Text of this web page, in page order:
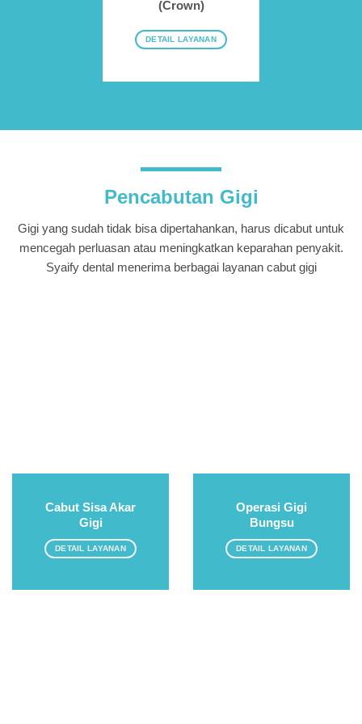
(Crown)
DETAIL LAYANAN
Pencabutan Gigi
Gigi yang sudah tidak bisa dipertahankan, harus dicabut untuk
mencegah perluasan atau meningkatkan keparahan penyakit.
Syaify dental menerima berbagai layanan cabut gigi
Cabut Sisa Akar
Gigi
DETAIL LAYANAN
Operasi Gigi
Bungsu
DETAIL LAYANAN